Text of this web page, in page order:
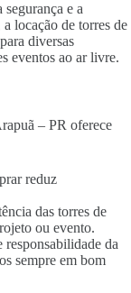
e a
locação de torres de
diversas
eventos ao ar livre.
– PR oferece
reduz
das torres de
ou evento.
responsabilidade da
sempre em bom